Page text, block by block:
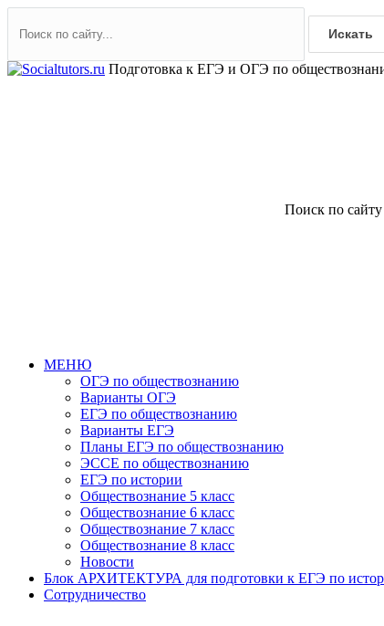
Искать
Подготовка к ЕГЭ и ОГЭ по
Поиск по сайту
МЕНЮ
ОГЭ по обществознанию
Варианты ОГЭ
ЕГЭ по обществознанию
Варианты ЕГЭ
Планы ЕГЭ по обществознанию
ЭССЕ по обществознанию
ЕГЭ по истории
Обществознание 5 класс
Обществознание 6 класс
Обществознание 7 класс
Обществознание 8 класс
Новости
Блок АРХИТЕКТУРА для подготовки к ЕГЭ по
Сотрудничество